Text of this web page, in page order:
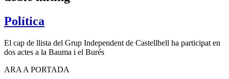
Política
El cap de llista del Grup Independent de Castellbell ha participat en
dos actes a la Bauma i el Burés
ARA A PORTADA